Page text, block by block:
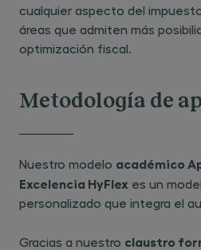
cualquier aspecto del
áreas que admiten más
optimización fiscal.
Metodología de
Nuestro modelo académico
Excelencia HyFlex es un
personalizado que integra el
Gracias a nuestro claustro